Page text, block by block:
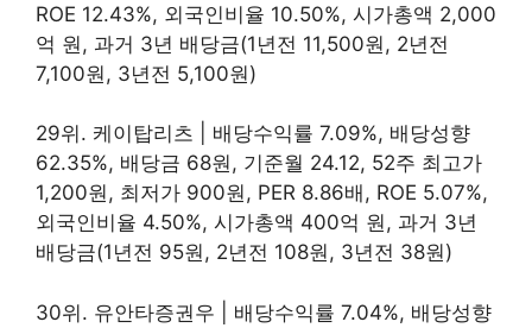
ROE 12.43%, 외국인비율 10.50%, 시가총액 2,000
억 원, 과거 3년 배당금(1년전 11,500원, 2년전
7,100원, 3년전 5,100원)
29위. 케이탑리츠 | 배당수익률 7.09%, 배당성향
62.35%, 배당금 68원, 기준월 24.12, 52주 최고가
1,200원, 최저가 900원, PER 8.86배, ROE 5.07%,
외국인비율 4.50%, 시가총액 400억 원, 과거 3년
배당금(1년전 95원, 2년전 108원, 3년전 38원)
30위. 유안타증권우 | 배당수익률 7.04%, 배당성향